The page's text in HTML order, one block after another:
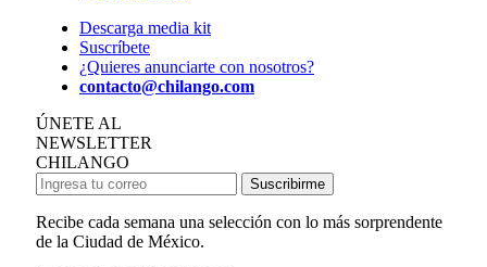
Descarga media kit
Suscríbete
¿Quieres anunciarte con nosotros?
contacto@chilango.com
ÚNETE AL
NEWSLETTER
CHILANGO
Suscribirme
Recibe cada semana una selección con lo más sorprendente
de la Ciudad de México.